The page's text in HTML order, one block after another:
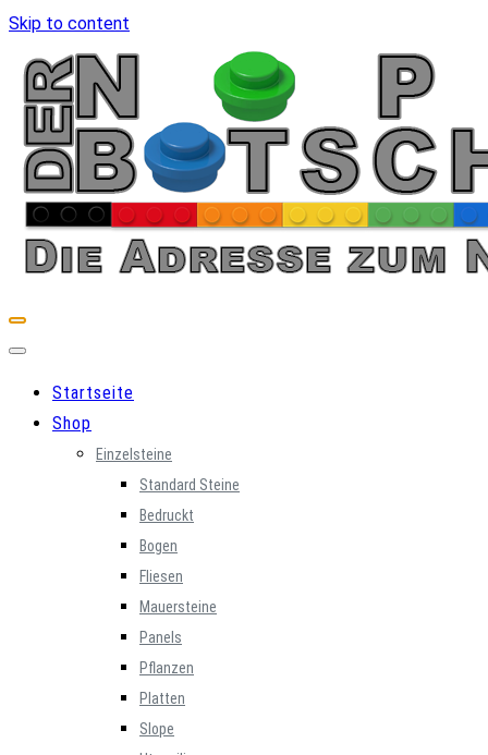
Skip to content
Startseite
Shop
Einzelsteine
Standard Steine
Bedruckt
Bogen
Fliesen
Mauersteine
Panels
Pflanzen
Platten
Slope